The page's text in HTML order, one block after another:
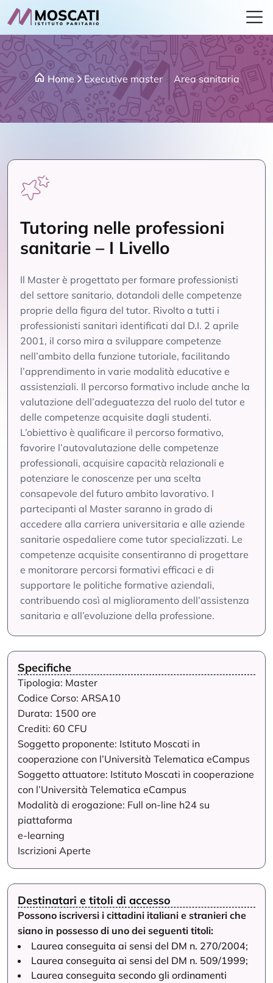
Home Executive master> Area sanitaria
Tutoring nelle professioni
sanitarie – I Livello
Il Master è progettato per formare professionisti
del settore sanitario, dotandoli delle competenze
proprie della figura del tutor. Rivolto a tutti i
professionisti sanitari identificati dal D.I. 2 aprile
2001, il corso mira a sviluppare competenze
nell’ambito della funzione tutoriale, facilitando
l’apprendimento in varie modalità educative e
assistenziali. Il percorso formativo include anche la
valutazione dell’adeguatezza del ruolo del tutor e
delle competenze acquisite dagli studenti.
L’obiettivo è qualificare il percorso formativo,
favorire l’autovalutazione delle competenze
professionali, acquisire capacità relazionali e
potenziare le conoscenze per una scelta
consapevole del futuro ambito lavorativo. I
partecipanti al Master saranno in grado di
accedere alla carriera universitaria e alle aziende
sanitarie ospedaliere come tutor specializzati. Le
competenze acquisite consentiranno di progettare
e monitorare percorsi formativi efficaci e di
supportare le politiche formative aziendali,
contribuendo così al miglioramento dell’assistenza
sanitaria e all’evoluzione della professione.
Specifiche
Tipologia: Master
Codice Corso: ARSA10
Durata: 1500 ore
Crediti: 60 CFU
Soggetto proponente: Istituto Moscati in
cooperazione con l’Università Telematica eCampus
Soggetto attuatore: Istituto Moscati in cooperazione
con l’Università Telematica eCampus
Modalità di erogazione: Full on-line h24 su
piattaforma
e-learning
Iscrizioni Aperte
Destinatari e titoli di accesso
Possono iscriversi i cittadini italiani e stranieri che
siano in possesso di uno dei seguenti titoli:
Laurea conseguita ai sensi del DM n. 270/2004;
Laurea conseguita ai sensi del DM n. 509/1999;
Laurea conseguita secondo gli ordinamenti